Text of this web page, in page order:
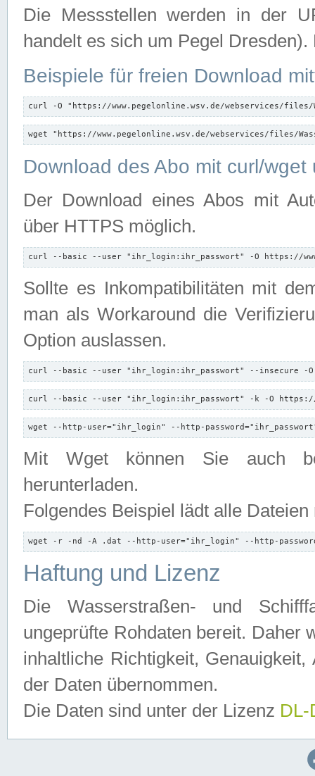
Die Messstellen werden in der
handelt es sich um Pegel
Beispiele für freien Download
curl -O "https://www.pegelonline.wsv.de/webservices/files/
wget "https://www.pegelonline.wsv.de/webservices/files/
Download des Abo mit curl/
Der Download eines Abos mit
über HTTPS möglich.
curl --basic --user "ihr_login:ihr_passwort" -O https://
Sollte es Inkompatibilitäten mit
man als Workaround die
Option auslassen.
curl --basic --user "ihr_login:ihr_passwort" --insecure -
curl --basic --user "ihr_login:ihr_passwort" -k -O https://
wget --http-user="ihr_login" --http-
Mit Wget können Sie auch
herunterladen.
Folgendes Beispiel lädt alle
wget -r -nd -A .dat --http-user="ihr_login" --http-
Haftung und Lizenz
Die Wasserstraßen- und
ungeprüfte Rohdaten bereit. Daher
inhaltliche Richtigkeit,
der Daten übernommen.
Die Daten sind unter der Lizenz